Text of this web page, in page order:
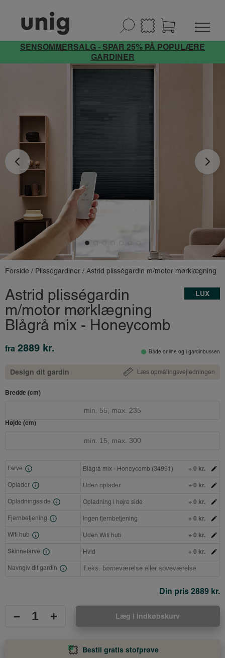
SENSOMMERSALG - SPAR 25% PÅ POPULÆRE
GARDINER
Forside / Plisségardiner / Astrid plisségardin m/motor mørklægning
Astrid plisségardin
m/motor mørklægning
Blågrå mix - Honeycomb
LUX
fra 2889 kr. Både online og i gardinbussen
Design dit gardin Læs opmålingsvejledningen
Bredde (cm)
Højde (cm)
Farve Blågrå mix - Honeycomb (34991) + 0 kr.
Oplader Uden oplader + 0 kr.
Opladningsside Opladning i højre side + 0 kr.
Fjernbetjening Ingen fjernbetjening + 0 kr.
Wifi hub Uden Wifi hub + 0 kr.
Skinnefarve Hvid + 0 kr.
Navngiv dit gardin
Din pris 2889 kr.
– + Læg i indkøbskurv
Bestil gratis stofprøve